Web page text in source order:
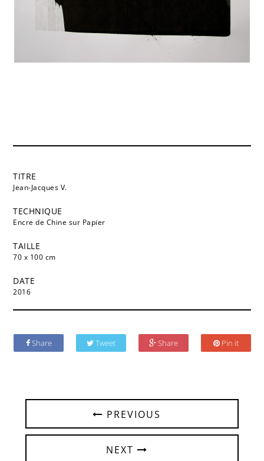
TITRE
Jean-Jacques V.
TECHNIQUE
Encre de Chine sur Papier
TAILLE
70 x 100 cm
DATE
2016
Share Tweet Share Pin it
PREVIOUS
NEXT